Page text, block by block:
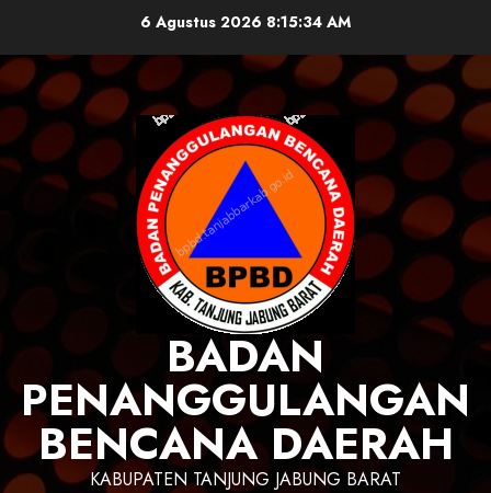
content
6 Agustus 2026 8:15:35 AM
BADAN
PENANGGULANGAN
BENCANA DAERAH
KABUPATEN TANJUNG JABUNG BARAT